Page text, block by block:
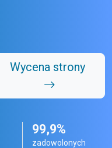
Wycena strony
99,9%
zadowolonych